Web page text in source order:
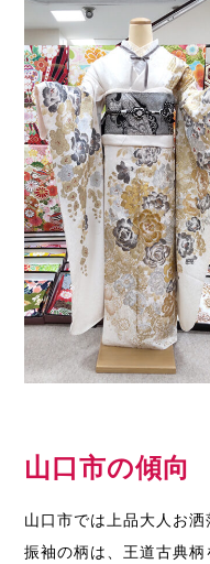
山口市の傾向
山口市では上品大人お洒
振袖の柄は、王道古典柄